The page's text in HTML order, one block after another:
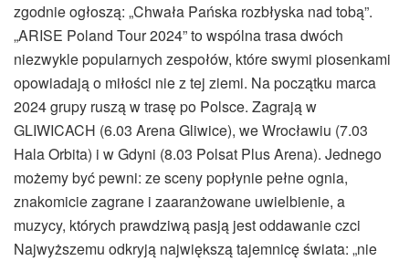
zgodnie ogłoszą: „Chwała Pańska rozbłyska nad tobą”.
„ARISE Poland Tour 2024” to wspólna trasa dwóch
niezwykle popularnych zespołów, które swymi piosenkami
opowiadają o miłości nie z tej ziemi. Na początku marca
2024 grupy ruszą w trasę po Polsce. Zagrają w
GLIWICACH (6.03 Arena Gliwice), we Wrocławiu (7.03
Hala Orbita) i w Gdyni (8.03 Polsat Plus Arena). Jednego
możemy być pewni: ze sceny popłynie pełne ognia,
znakomicie zagrane i zaaranżowane uwielbienie, a
muzycy, których prawdziwą pasją jest oddawanie czci
Najwyższemu odkryją największą tajemnicę świata: „nie